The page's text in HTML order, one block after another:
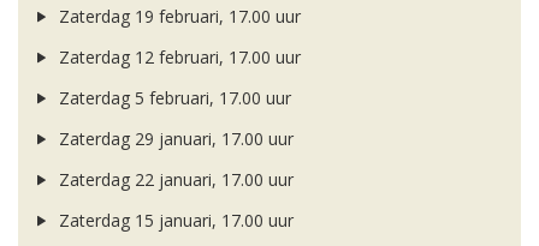
Zaterdag 19 februari, 17.00 uur
Zaterdag 12 februari, 17.00 uur
Zaterdag 5 februari, 17.00 uur
Zaterdag 29 januari, 17.00 uur
Zaterdag 22 januari, 17.00 uur
Zaterdag 15 januari, 17.00 uur